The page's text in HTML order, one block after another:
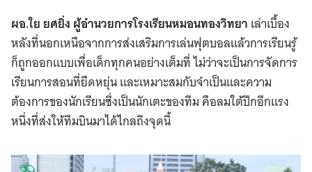
ผอ.ใย ยศยิ่ง ผู้อำนวยการโรงเรียนหมอนทองวิทยา เล่าเบื้อง
หลังที่นอกเหนือจากการส่งเสริมการเล่นฟุตบอลแล้วการเรียนรู้
ก็ถูกออกแบบเพื่อเด็กทุกคนอย่างเต็มที่ ไม่ว่าจะเป็นการจัดการ
เรียนการสอนที่ยืดหยุ่น และเหมาะสมกับจำเป็นและความ
ต้องการของนักเรียนซึ่งเป็นนักเตะของทีม คือลมใต้ปีกอีกแรง
หนึ่งที่ส่งให้ทีมบินมาได้ไกลถึงจุดนี้